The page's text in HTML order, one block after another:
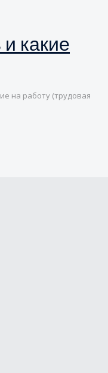
какие
на работу (трудовая